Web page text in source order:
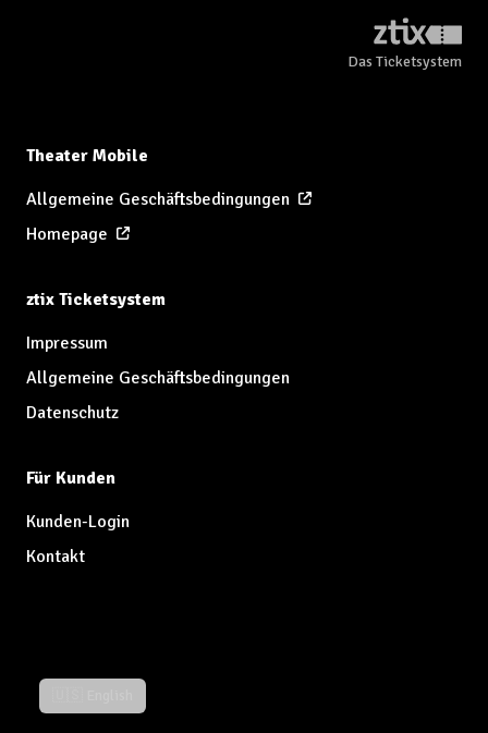
Das Ticketsystem
Theater Mobile
Allgemeine Geschäftsbedingungen
Homepage
ztix Ticketsystem
Impressum
Allgemeine Geschäftsbedingungen
Datenschutz
Für Kunden
Kunden-Login
Kontakt